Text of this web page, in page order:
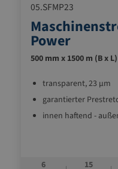
05.SFMP23
Power
500 mm x 1500 m (B x L)
transparent, 23 µm
garantierter
innen haftend -
6 15